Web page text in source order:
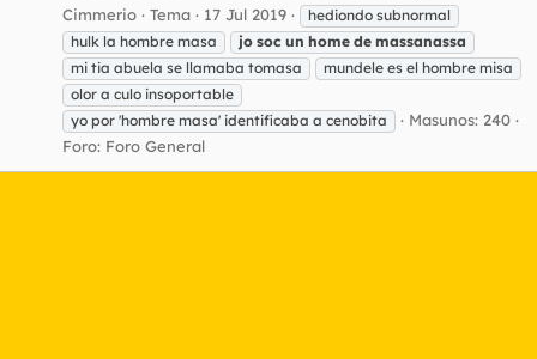
Cimmerio Tema 17 Jul 2019
hediondo subnormal
hulk la hombre masa
jo soc un home de massanassa
mi tia abuela se llamaba tomasa
mundele es el hombre misa
olor a culo insoportable
yo por 'hombre masa' identificaba a cenobita
Masunos: 240
Foro: Foro General